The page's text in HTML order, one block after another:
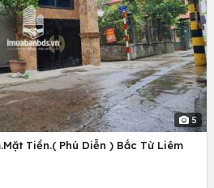
5
Tiền.( Phú Diễn ) Bắc Từ Liêm